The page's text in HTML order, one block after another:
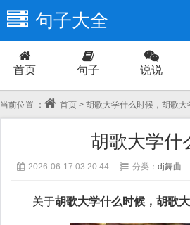
句子大全
首页 句子 说说
爱情
当前位置 ： 首页 > 胡歌大学什么时候，胡歌大
胡歌大学什
2026-06-17 03:20:44 分类： dj舞曲
关于胡歌大学什么时候，胡歌